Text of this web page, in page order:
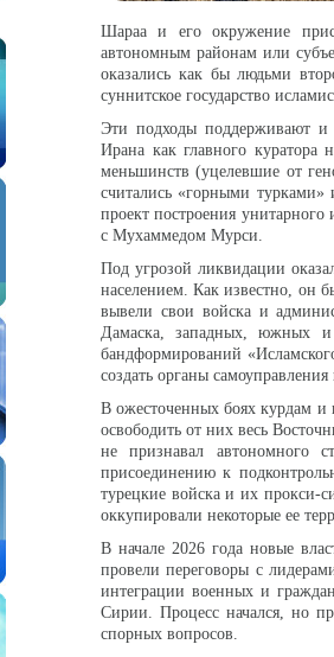
Шараа и его окружение
автономным районам или
оказались как бы людьми
суннитское государство
Эти подходы поддерживают и
Ирана как главного
меньшинств (уцелевшие от
считались «горными
проект построения унитарного
с Мухаммедом Мурси.
Под угрозой ликвидации
населением. Как известно, он
вывели свои войска и
Дамаска, западных, южных и
бандформирований
создать органы
В ожесточенных боях курдам и
освободить от них весь
не признавал автономного
присоединению к
турецкие войска и их прокси-
оккупировали некоторые ее
В начале 2026 года новые
провели переговоры с
интеграции военных и
Сирии. Процесс начался, но
спорных вопросов.